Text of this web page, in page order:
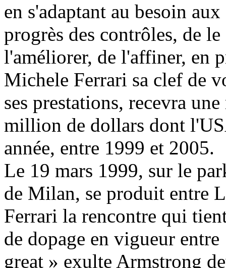
en s'adaptant au besoin
progrès des contrôles, de
l'améliorer, de l'affiner, en
Michele Ferrari sa clef de
ses prestations, recevra
million de dollars dont
année, entre 1999 et 2005.
Le 19 mars 1999, sur le
de Milan, se produit entre
Ferrari la rencontre qui
de dopage en vigueur
great » exulte Armstrong